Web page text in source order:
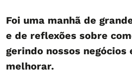
Foi uma manhã de
e de reflexões sobre
gerindo nossos negócios
melhorar.